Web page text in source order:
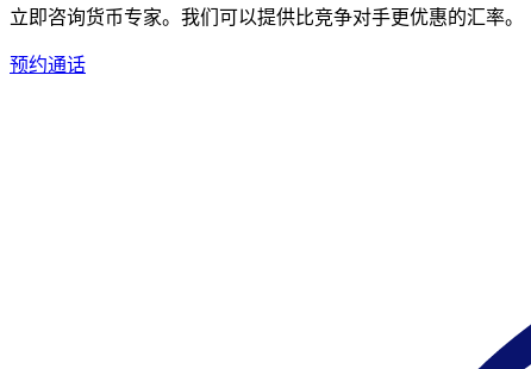
立即咨询货币专家。 我们可以提供比竞争对手更优惠的汇率。
预约通话